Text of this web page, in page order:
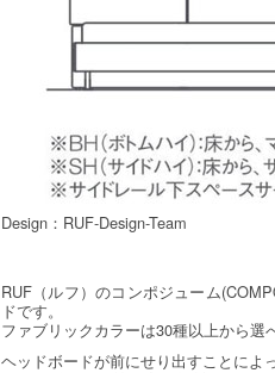
Design：RUF-Design-Team
RUF（ルフ）のコンポジューム
ドです。
ファブリックカラーは30種以上から選
ヘッドボードが前にせり出すことによ